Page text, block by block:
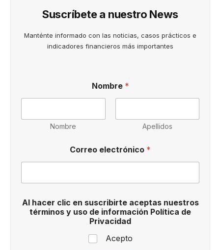
Suscríbete a nuestro News
Manténte informado con las noticias, casos prácticos e
indicadores financieros más importantes
Nombre *
Nombre Apellidos
Correo electrónico *
é
r
m
n
Al hacer clic en suscribirte aceptas nuestros
términos y uso de información Política de
Privacidad
Acepto